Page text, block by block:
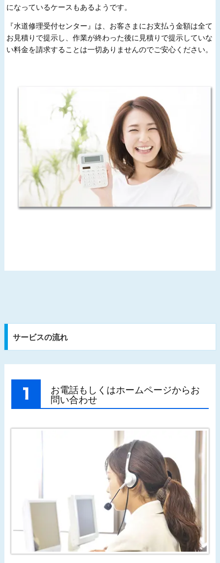
になっているケースもあるようです。
『水道修理受付センター』は、お客さまにお支払う金額は全て
お見積りで提示し、作業が終わった後に見積りで提示していな
い料金を請求することは一切ありませんのでご安心ください。
サービスの流れ
お電話もしくはホームページからお
問い合わせ